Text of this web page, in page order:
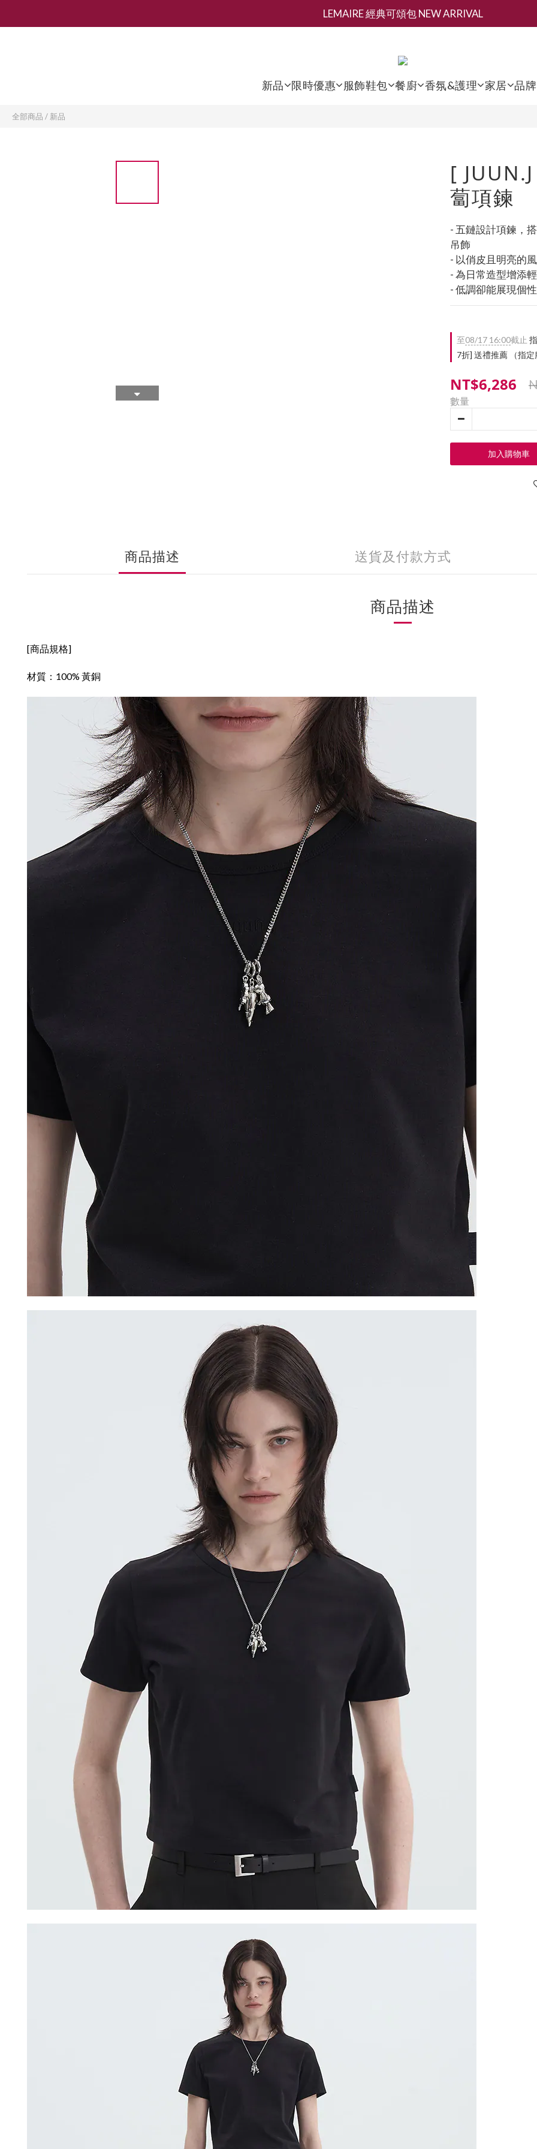
新會員募集現領抵用千元購物金
香氛 / 家居 / 餐廚 [ 全館折上兩件9折，三件享85折 】
新品 限時優惠 服飾鞋包 餐廚 香氛&護理 家居 品牌
全部商品 / 新品
[
蔔項鍊
- 五鏈設計項鍊，
吊飾
- 以俏皮且明亮的
- 為日常造型增添
- 低調卻能展現個
至08/17 16:00截止
7折] 送禮推薦 （指
NT$6,286
數量
加入購物車
商品描述 送貨及付款方式
商品描述
[商品規格]
材質： 100% 黃銅